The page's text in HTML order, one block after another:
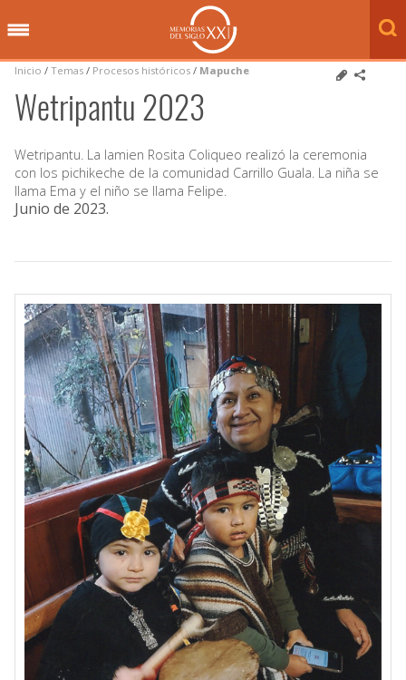
Inicio / Temas / Procesos históricos / Mapuche
Wetripantu 2023
Wetripantu. La lamien Rosita Coliqueo realizó la ceremonia
con los pichikeche de la comunidad Carrillo Guala. La niña se
llama Ema y el niño se llama Felipe.
Junio de 2023.